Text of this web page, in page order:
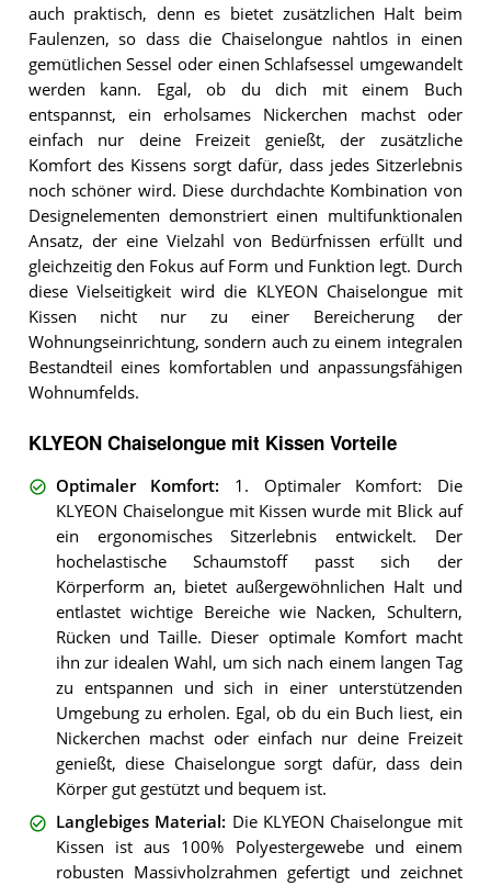
auch praktisch, denn es bietet zusätzlichen Halt beim
Faulenzen, so dass die Chaiselongue nahtlos in einen
gemütlichen Sessel oder einen Schlafsessel umgewandelt
werden kann. Egal, ob du dich mit einem Buch
entspannst, ein erholsames Nickerchen machst oder
einfach nur deine Freizeit genießt, der zusätzliche
Komfort des Kissens sorgt dafür, dass jedes Sitzerlebnis
noch schöner wird. Diese durchdachte Kombination von
Designelementen demonstriert einen multifunktionalen
Ansatz, der eine Vielzahl von Bedürfnissen erfüllt und
gleichzeitig den Fokus auf Form und Funktion legt. Durch
diese Vielseitigkeit wird die KLYEON Chaiselongue mit
Kissen nicht nur zu einer Bereicherung der
Wohnungseinrichtung, sondern auch zu einem integralen
Bestandteil eines komfortablen und anpassungsfähigen
Wohnumfelds.
KLYEON Chaiselongue mit Kissen Vorteile
Optimaler Komfort: 1. Optimaler Komfort: Die
KLYEON Chaiselongue mit Kissen wurde mit Blick auf
ein ergonomisches Sitzerlebnis entwickelt. Der
hochelastische Schaumstoff passt sich der
Körperform an, bietet außergewöhnlichen Halt und
entlastet wichtige Bereiche wie Nacken, Schultern,
Rücken und Taille. Dieser optimale Komfort macht
ihn zur idealen Wahl, um sich nach einem langen Tag
zu entspannen und sich in einer unterstützenden
Umgebung zu erholen. Egal, ob du ein Buch liest, ein
Nickerchen machst oder einfach nur deine Freizeit
genießt, diese Chaiselongue sorgt dafür, dass dein
Körper gut gestützt und bequem ist.
Langlebiges Material : Die KLYEON Chaiselongue mit
Kissen ist aus 100% Polyestergewebe und einem
robusten Massivholzrahmen gefertigt und zeichnet